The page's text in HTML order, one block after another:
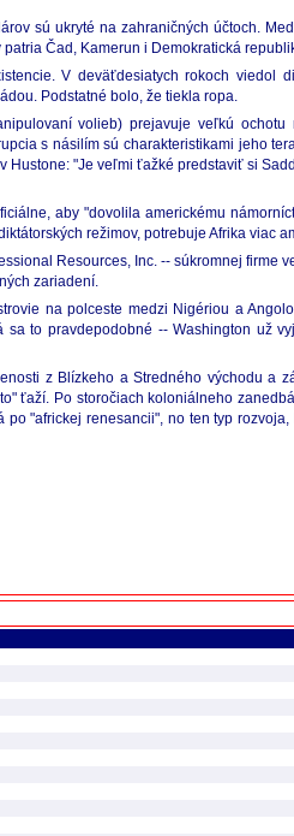
sú ukryté na zahraničných účtoch.
Čad, Kamerun i Demokratická
V deväťdesiatych rokoch viedol
Podstatné bolo, že tiekla ropa.
volieb) prejavuje veľkú
s násilím sú charakteristikami jeho
"Je veľmi ťažké predstaviť si
aby "dovolila americkému
režimov, potrebuje Afrika viac
Resources, Inc. -- súkromnej firme
zariadení.
na polceste medzi Nigériou a
to pravdepodobné -- Washington už
z Blízkeho a Stredného východu a
ťaží. Po storočiach koloniálneho
"africkej renesancii", no ten typ